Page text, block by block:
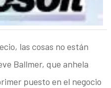
las cosas no están
Ballmer, que anhela
puesto en el negocio